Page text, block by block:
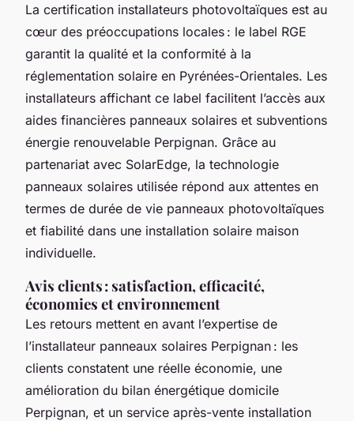
La certification installateurs photovoltaïques est au
cœur des préoccupations locales : le label RGE
garantit la qualité et la conformité à la
réglementation solaire en Pyrénées-Orientales. Les
installateurs affichant ce label facilitent l’accès aux
aides financières panneaux solaires et subventions
énergie renouvelable Perpignan. Grâce au
partenariat avec SolarEdge, la technologie
panneaux solaires utilisée répond aux attentes en
termes de durée de vie panneaux photovoltaïques
et fiabilité dans une installation solaire maison
individuelle.
Avis clients : satisfaction, efficacité,
économies et environnement
Les retours mettent en avant l’expertise de
l’installateur panneaux solaires Perpignan : les
clients constatent une réelle économie, une
amélioration du bilan énergétique domicile
Perpignan, et un service après-vente installation